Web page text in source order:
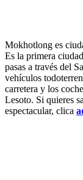
Mokhotlong es
Es la primera
pasas a través del
vehículos
carretera y los
Lesoto. Si quieres
espectacular, clica